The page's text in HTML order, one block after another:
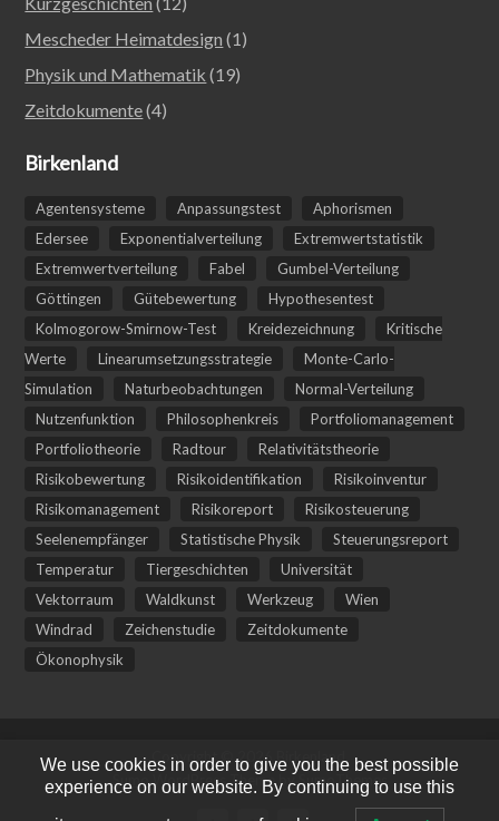
Mescheder Heimatdesign (1)
Physik und Mathematik (19)
Zeitdokumente(4)
Birkenland
Agentensysteme Anpassungstest
Aphorismen
Edersee
Exponentialverteilung
Extremwertstatistik
Extremwertverteilung
Fabel
Gumbel-Verteilung
Göttingen
Gütebewertung
Hypothesentest
Kolmogorow-Smirnow-Test
Kreidezeichnung
Kritische
Werte
Linearumsetzungsstrategie
Monte-Carlo-
Simulation
Naturbeobachtungen
Normal-Verteilung
Nutzenfunktion
Philosophenkreis
Portfoliomanagement
Portfoliotheorie
Radtour
Relativitätstheorie
Risikobewertung
Risikoidentifikation
Risikoinventur
Risikomanagement
Risikoreport
Risikosteuerung
Seelenempfänger
Statistische Physik
Steuerungsreport
Temperatur
Tiergeschichten
Universität
Vektorraum
Waldkunst Werkzeug
Wien
Windrad
Zeichenstudie
Zeitdokumente
Ökonophysik
Copyright © 2026 Birkenland.
SumoWordPress Theme by SumoThemes
We use cookies in order to give you the best possible
experience on our website. By continuing to use this